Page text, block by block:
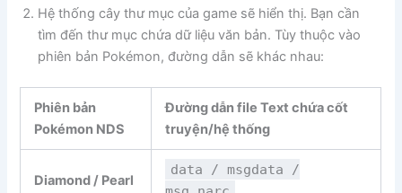
Hệ thống cây thư mục của game sẽ hiển thị. Bạn cần
tìm đến thư mục chứa dữ liệu văn bản. Tùy thuộc vào
phiên bản Pokémon, đường dẫn sẽ khác nhau:
Phiên bản
Pokémon NDS
Đường dẫn file Text chứa cốt
truyện/hệ thống
Diamond / Pearl
data / msgdata /